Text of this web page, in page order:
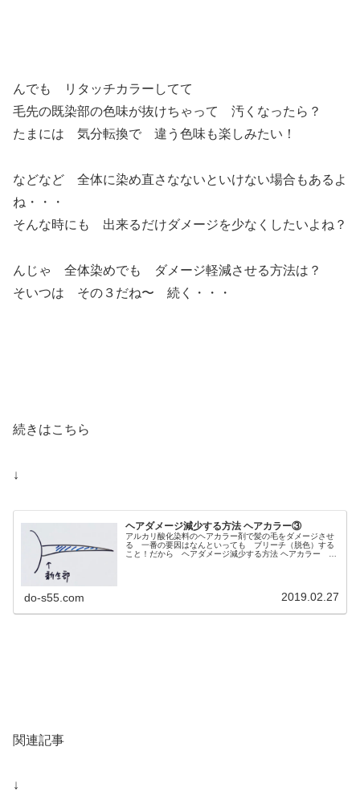
んでも リタッチカラーしてて
毛先の既染部の色味が抜けちゃって 汚くなったら？
たまには 気分転換で 違う色味も楽しみたい！
などなど 全体に染め直さなないといけない場合もあるよ
ね・・・
そんな時にも 出来るだけダメージを少なくしたいよね？
んじゃ 全体染めでも ダメージ軽減させる方法は？
そいつは その３だね〜 続く・・・
続きはこちら
↓
ヘアダメージ減少する方法 ヘアカラー③
アルカリ酸化染料のヘアカラー剤で髪の毛をダメージさせ
る 一番の要因はなんといっても ブリーチ（脱色）する
こと！だから ヘアダメージ減少する方法 ヘアカラー そ
do-s55.com 2019.02.27
関連記事
↓